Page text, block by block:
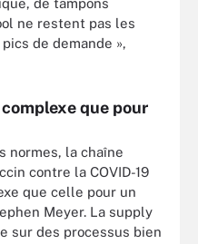
ne restent pas les
de demande »,
que pour
normes, la chaîne
contre la COVID-19
que celle pour un
Meyer. La supply
sur des processus bien